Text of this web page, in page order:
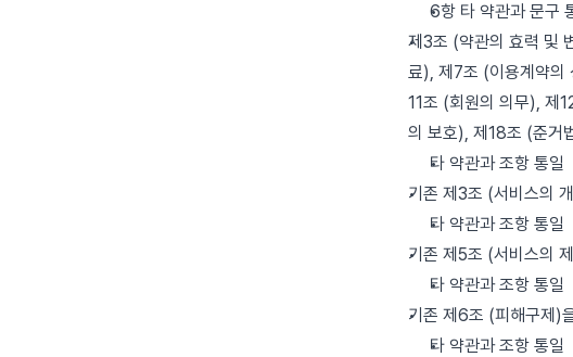
6항 타 약관과 문구
제3조 (약관의 효력 및
료), 제7조 (이용계약의
11조 (회원의 의무), 제
의 보호), 제18조 (준거
타 약관과 조항 통일
기존 제3조 (서비스의
타 약관과 조항 통일
기존 제5조 (서비스의
타 약관과 조항 통일
기존 제6조 (피해구제)
타 약관과 조항 통일